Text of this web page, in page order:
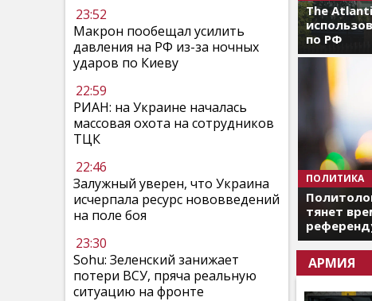
23:52
Макрон пообещал усилить
давления на РФ из-за ночных
ударов по Киеву
22:59
РИАН: на Украине началась
массовая охота на сотрудников
ТЦК
22:46
Залужный уверен, что Украина
исчерпала ресурс нововведений
на поле боя
23:30
Sohu: Зеленский занижает
потери ВСУ, пряча реальную
ситуацию на фронте
The
по РФ
ПОЛИТИКА
тянет
АРМИЯ